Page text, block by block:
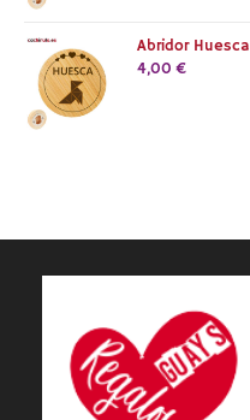
Abridor Huesca
4,00 €